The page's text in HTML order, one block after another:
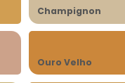
Champignon
Ouro Velho